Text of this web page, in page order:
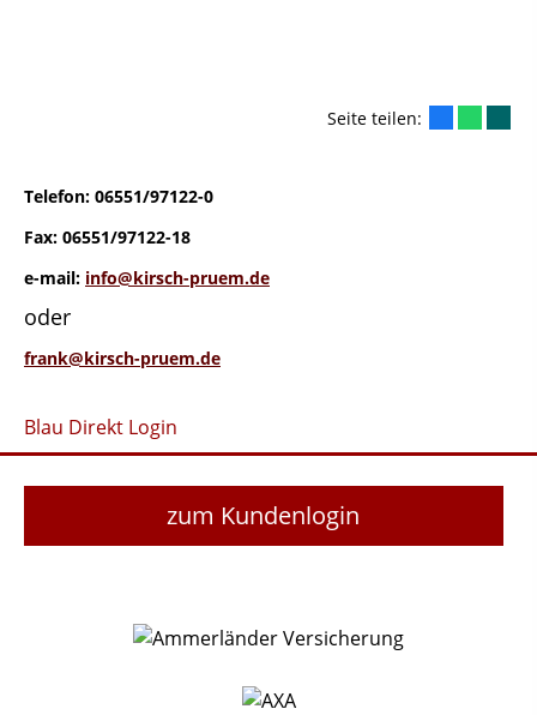
Seite teilen:
Telefon: 06551/97122-0
Fax: 06551/97122-18
e-mail: info@kirsch-pruem.de
oder
frank@kirsch-pruem.de
Blau Direkt Login
zum Kundenlogin